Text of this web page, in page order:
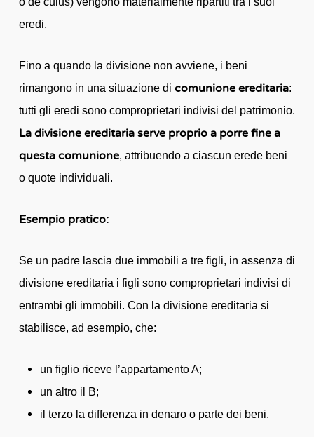
eredi.
Fino a quando la divisione non avviene, i beni
rimangono in una situazione di comunione ereditaria:
tutti gli eredi sono comproprietari indivisi del patrimonio.
La divisione ereditaria serve proprio a porre fine a
questa comunione, attribuendo a ciascun erede beni
o quote individuali.
Esempio pratico:
Se un padre lascia due immobili a tre figli, in assenza di
divisione ereditaria i figli sono comproprietari indivisi di
entrambi gli immobili. Con la divisione ereditaria si
stabilisce, ad esempio, che:
un figlio riceve l’appartamento A;
un altro il B;
il terzo la differenza in denaro o parte dei beni.